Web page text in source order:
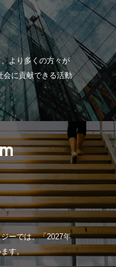
より多くの方々が
会に貢献できる活動
ーでは、「2027年
す。